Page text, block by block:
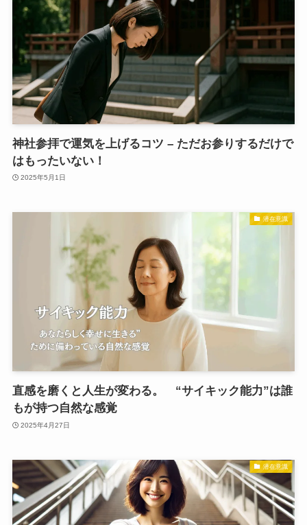
神社参拝で運気を上げるコツ – ただお参りするだけで
はもったいない！
2025年5月1日
潜在意識
直感を磨くと人生が変わる。 “サイキック能力”は誰
もが持つ自然な感覚
2025年4月27日
潜在意識